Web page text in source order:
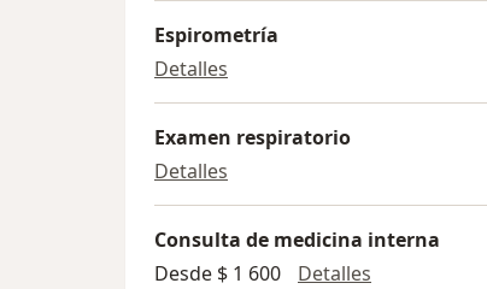
Espirometría
Detalles
Examen respiratorio
Detalles
Consulta de medicina interna
Desde $ 1 600
Detalles